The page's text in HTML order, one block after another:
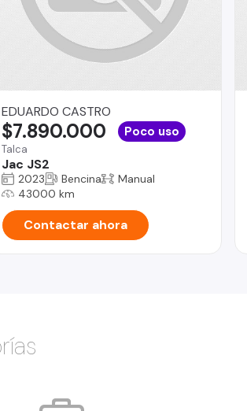
EDUARDO CASTRO
Talca
Jac JS2
$7.890.000 Poco uso
2023 Bencina
Manual
43000 km
Contactar ahora